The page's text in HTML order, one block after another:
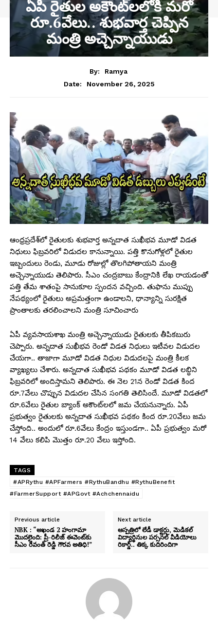
ఏపీ రైతుల అకౌంట్‌లలోకి మరో
రూ.6వేలు.. శుభవార్త చెప్పిన
మంత్రి అచ్చెన్నాయుడు
By:
Ramya
Date:
November 26, 2025
ఆంధ్రప్రదేశ్‌లో రైతులకు శుభవార్త అన్నదాత సుఖీభవ మూడో విడత
నిధులు ఫిబ్రవరిలో విడుదల కానున్నాయి. పత్తి కొనుగోళ్లలో రైతుల
ఇబ్బందులు రెండు, మూడు రోజుల్లో తొలగిపోతాయని మంత్రి
అచ్చెన్నాయుడు తెలిపారు. సీఎం చంద్రబాబు కేంద్రానికి లేఖ రాయడంతో
పత్తి తేమ శాతంపై సానుకూల స్పందన వచ్చింది. తుఫాను ముప్పు
నేపథ్యంలో రైతులు అప్రమత్తంగా ఉండాలని, ధాన్యాన్ని సురక్షిత
ప్రాంతాలకు తరలించాలని మంత్రి సూచించారు
ఏపీ వ్యవసాయశాఖ మంత్రి అచ్చెన్నాయుడు రైతులకు తీపికబురు
చెప్పారు. అన్నదాత సుఖీభవ రెండో విడత నిధులు ఇటీవల విడుదల
చేయగా.. తాజాగా మూడో విడత నిధుల విడుదలపై మంత్రి కీలక
వ్యాఖ్యలు చేశారు. అన్నదాత సుఖీభవ పథకం మూడో విడత లబ్ధిని
ఫిబ్రవరిలో అందిస్తామని తెలిపారు. ఈ నెల 21న రెండో విడత కింద
రూ.7వేలు చొప్పున విడుదల చేసిన సంగతి తెలిసిందే. మూడో విడతలో
రూ.6వేలు రైతుల బ్యాంక్ అకౌంట్‌లలో జమ చేయనున్నారు. ఏపీ
ప్రభుత్వం రైతులకు అన్నదాత సుఖీభవ పథకం కింద రూ.20వేలు జమ
చేస్తోంది.. అందులో రూ.6వేలు కేంద్రం ఇస్తుండగా.. ఏపీ ప్రభుత్వం మరో
14 వేలు కలిపి మొత్తం రూ.20 వేలు ఇస్తోంది.
TAGS
#APRythu #APFarmers #RythuBandhu #RythuBenefit
#FarmerSupport #APGovt #Achchennaidu
Previous article
NBK : “అఖండ 2 హంగామా
మొదలైంది: ప్రీ-రిలీజ్ ఈవెంట్‌కు
సీఎం రేవంత్ రెడ్డి గౌరవ అతిధి!”
Next article
ఆస్పత్రిలో లేడీ డాక్టర్లు, మెడికల్
విద్యార్థినుల పర్సనల్ వీడియోలు
రికార్డ్.. తిక్క కుదిరిందిగా